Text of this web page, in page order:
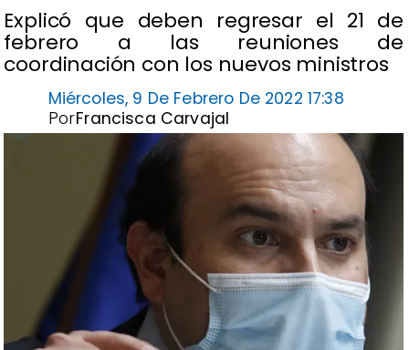
Explicó que deben regresar el 21 de
febrero a las reuniones de
coordinación con los nuevos ministros
Miércoles, 9 De Febrero De 2022 17:38
Francisca Carvajal
Por